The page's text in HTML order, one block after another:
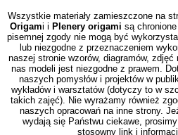
Wszystkie materiały zamieszczone na
Origami i Plenery origami są
pisemnej zgody nie mogą być
lub niezgodne z przeznaczeniem
naszej stronie wzorów, diagramów,
nas modeli jest niezgodne z prawem.
naszych pomysłów i projektów w
wykładów i warsztatów (dotyczy to w
takich zajęć). Nie wyrażamy również
naszych opracowań na inne strony.
wydają się Państwu ciekawe,
stosowny link i